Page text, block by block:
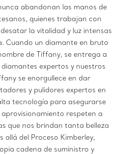
abandonan las manos de
quienes trabajan con
la vitalidad y luz intensas
Cuando un diamante en bruto
de Tiffany, se entrega a
expertos y nuestros
se enorgullece en dar
y pulidores expertos en
tecnología para asegurarse
respeten a
que nos brindan tanta belleza
allá del Proceso Kimberley,
cadena de suministro y